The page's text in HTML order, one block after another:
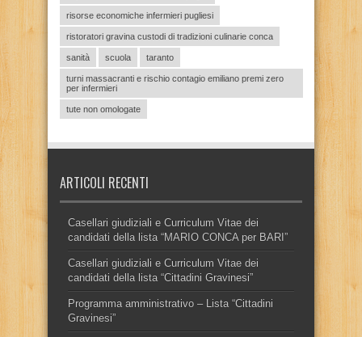
risorse economiche infermieri pugliesi
ristoratori gravina custodi di tradizioni culinarie conca
sanità scuola taranto
turni massacranti e rischio contagio emiliano premi zero
per infermieri
tute non omologate
ARTICOLI RECENTI
Casellari giudiziali e Curriculum Vitae dei
candidati della lista “MARIO CONCA per BARI”
Casellari giudiziali e Curriculum Vitae dei
candidati della lista “Cittadini Gravinesi”
Programma amministrativo – Lista “Cittadini
Gravinesi”